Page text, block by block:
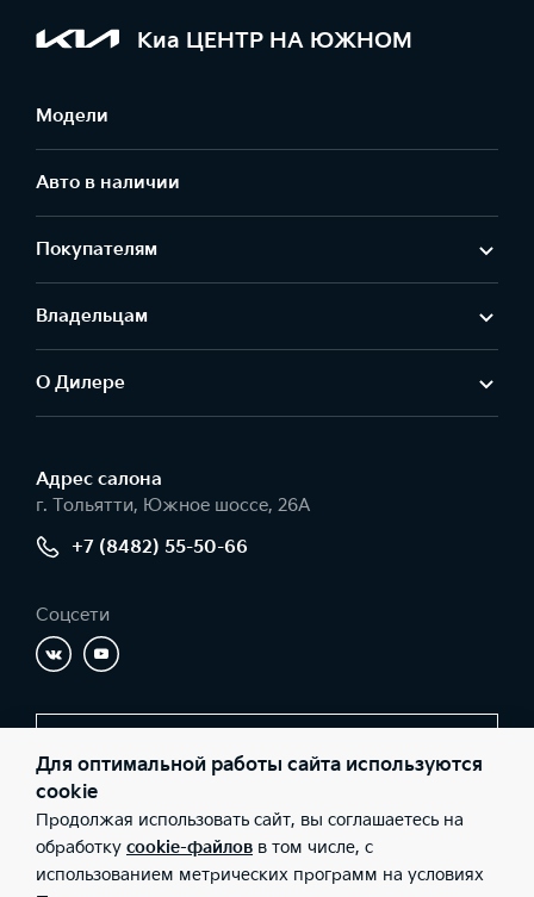
Киа ЦЕНТР НА ЮЖНОМ
Модели
Авто в наличии
Покупателям
Владельцам
О Дилере
Адрес салонa
г. Тольятти, Южное шоссе, 26А
+7 (8482) 55-50-66
Соцсети
© 2026 Юридические лица ООО «Имола» (Фактический адрес: г.
Тольятти, Южное шоссе, 26А; Телефон: +7 (8482) 55-50-66; ИНН:
6321067760; ОГРН: 1036301017280), ООО «Киа Россия и СНГ»
Для оптимальной работы сайта используются
cookie
Продолжая использовать сайт, вы соглашаетесь на
обработку cookie-файлов в том числе, с
использованием метрических программ на условиях